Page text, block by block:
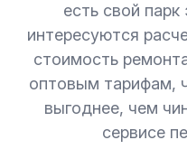
есть свой
интересуются
стоимость
оптовым тарифам,
выгоднее, чем
сервисе